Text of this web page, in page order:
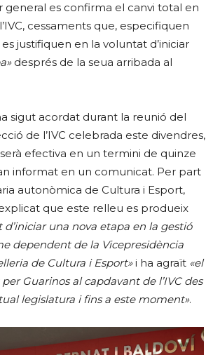
general es confirma el canvi total en
cessaments que, especifiquen
justifiquen en la voluntat d’iniciar
després de la seua arribada al
sigut acordat durant la reunió del
de l’IVC celebrada este divendres,
efectiva en un termini de quinze
informat en un comunicat. Per part
autonòmica de Cultura i Esport,
que este relleu es produeix
d’iniciar una nova etapa en la gestió
dependent de la Vicepresidència
de Cultura i Esport»i ha agraït «el
Guarinos al capdavant de l’IVC des
legislatura i fins a este moment».